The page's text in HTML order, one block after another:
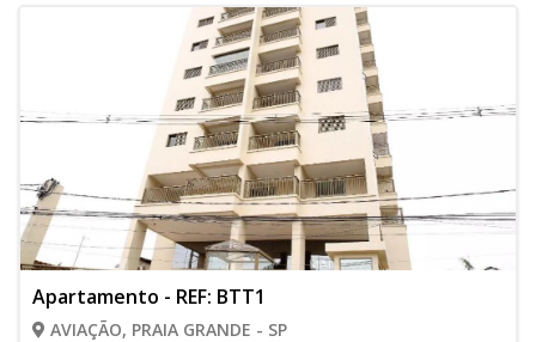
Apartamento - REF: BTT1
AVIAÇÃO, PRAIA GRANDE - SP